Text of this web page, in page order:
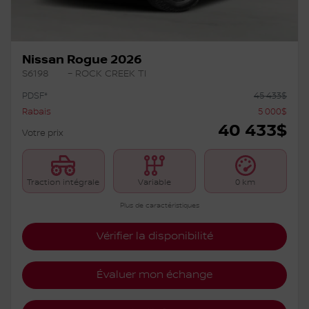
Nissan Rogue 2026
S6198
– ROCK CREEK TI
PDSF*
45 433$
Rabais
5 000$
Votre prix
40 433$
Traction intégrale Variable 0 km
Plus de caractéristiques
Vérifier la disponibilité
Évaluer mon échange